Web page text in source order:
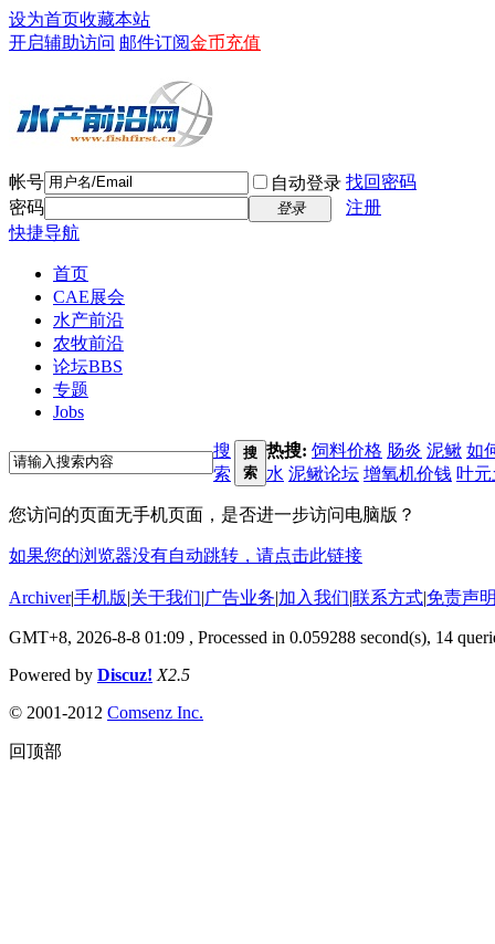
设为首页收藏本站
开启辅助访问 邮件订阅金币充值
帐号 自动登录 找回密码
密码
登录
注册
快捷导航
首页
CAE展会
水产前沿
农牧前沿
论坛BBS
专题
Jobs
搜
索
搜
索
热搜: 饲料价格 肠炎 泥鳅 如
水 泥鳅论坛 增氧机价钱 叶
您访问的页面无手机页面，是否进一步访问电脑版？
如果您的浏览器没有自动跳转，请点击此链接
Archiver|手机版|关于我们|广告业务|加入我们|联系方式|免责声
GMT+8, 2026-8-8 01:09 , Processed in 0.059288 second(s), 14
Powered by Discuz! X2.5
© 2001-2012 Comsenz Inc.
回顶部